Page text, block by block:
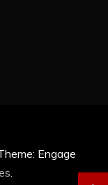
Engage